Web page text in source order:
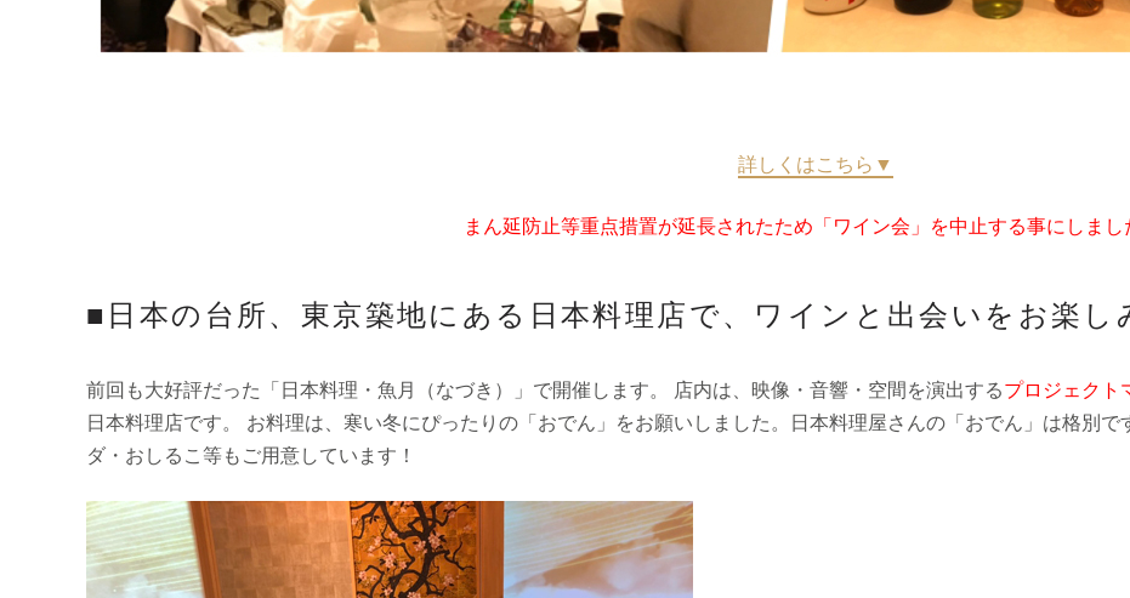
詳しくはこちら▼
まん延防止等重点措置が延長されたため「ワイン会」を中止する事にしまし
■日本の台所、東京築地にある日本料理店で、ワインと出会いをお楽し
前回も大好評だった「日本料理・魚月（なづき）」で開催します。 店内は、映像・音響・空間を演出するプロジェクト
日本料理店です。 お料理は、寒い冬にぴったりの「おでん」をお願いしました。日本料理屋さんの「おでん」は格別
ダ・おしるこ等もご用意しています！